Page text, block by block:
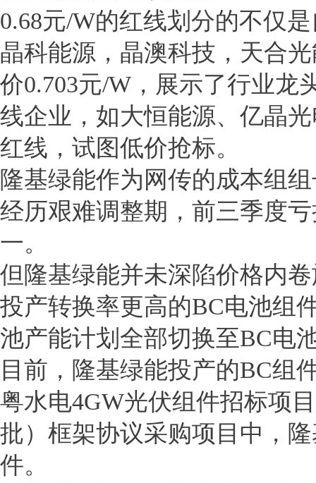
0.68元/W的红线划分的不仅
晶科能源，晶澳科技，天合
价0.703元/W，展示了行业龙
线企业，如大恒能源、亿晶
红线，试图低价抢标。
隆基绿能作为网传的成本组
经历艰难调整期，前三季度
一。
但隆基绿能并未深陷价格内
投产转换率更高的BC电池组
池产能计划全部切换至BC电
目前，隆基绿能投产的BC组
粤水电4GW光伏组件招标项
批）框架协议采购项目中，
件。